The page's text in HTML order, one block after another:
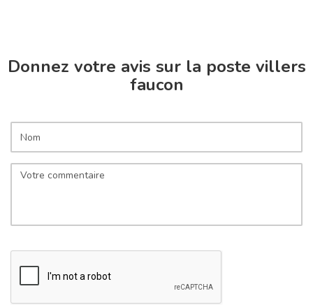
Donnez votre avis sur la poste villers
faucon